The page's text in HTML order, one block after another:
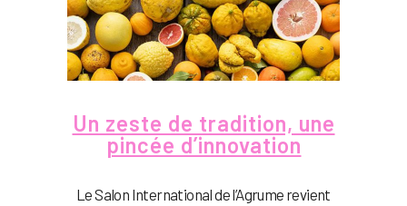
Un zeste de tradition, une
pincée d’innovation
Le Salon International de l’Agrume revient